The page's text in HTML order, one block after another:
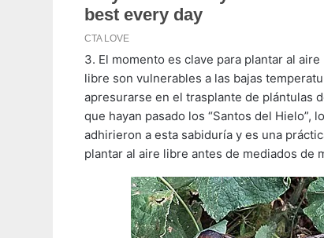
3. El momento es clave para plantar al
libre son vulnerables a las bajas
apresurarse en el trasplante de plántulas
que hayan pasado los “Santos del Hielo”,
adhirieron a esta sabiduría y es una
plantar al aire libre antes de mediados de